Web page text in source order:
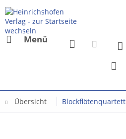
Menü
Übersicht Blockflötenquartett